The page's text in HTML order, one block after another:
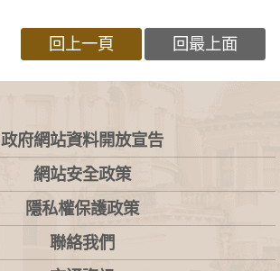
回上一頁 回最上面
政府網站資料開放宣告
網站安全政策
隱私權保護政策
聯絡我們